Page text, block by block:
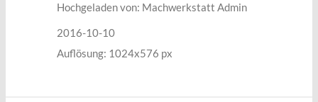
Hochgeladen von: Machwerkstatt Admin
2016-10-10
Auflösung: 1024x576 px